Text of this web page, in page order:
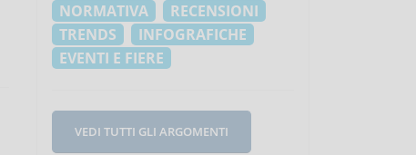
NORMATIVA
RECENSIONI
TRENDS
INFOGRAFICHE
EVENTI E FIERE
VEDI TUTTI GLI ARGOMENTI